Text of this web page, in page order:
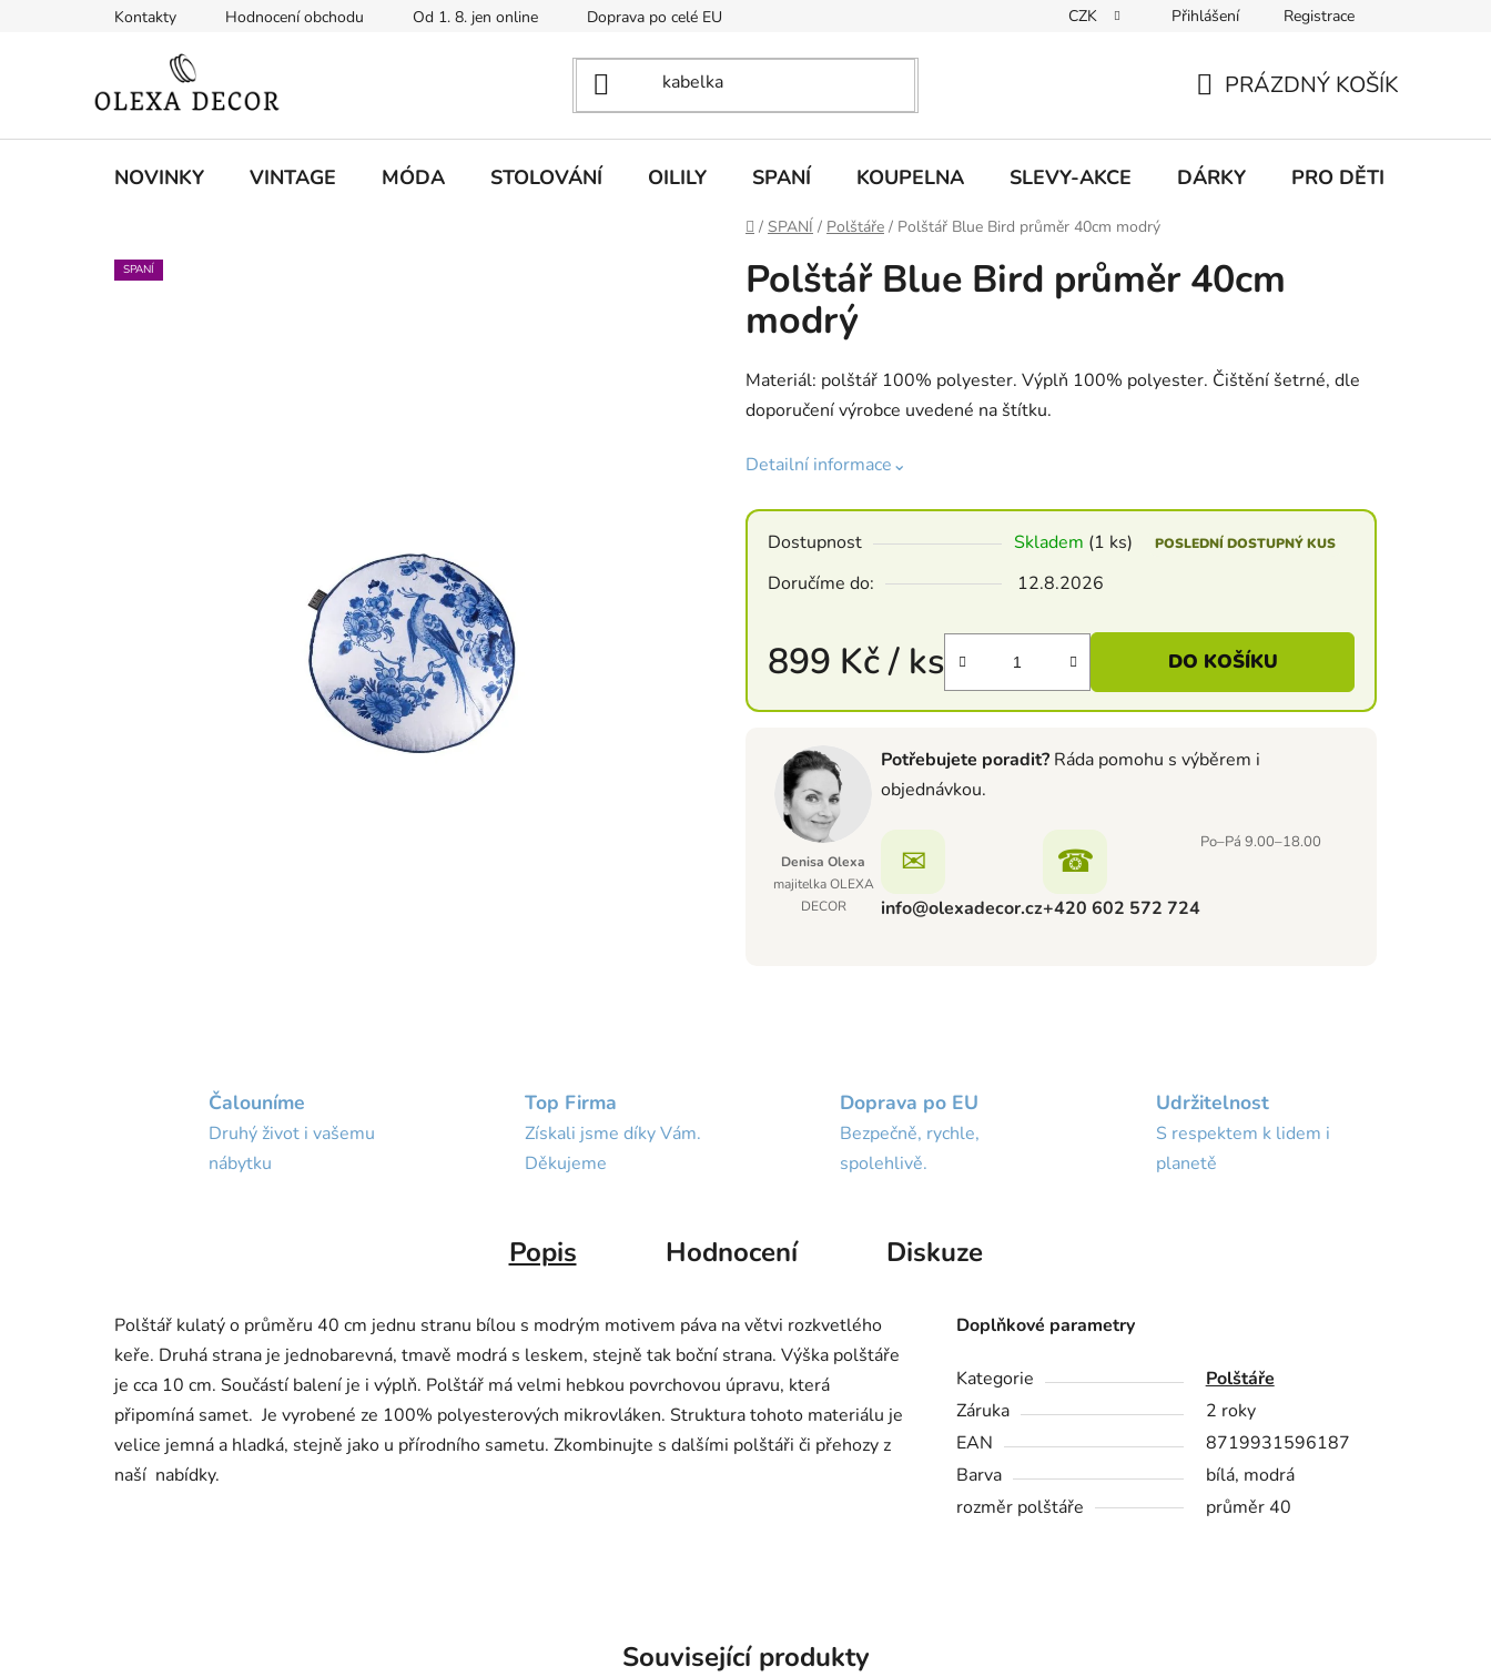
Kontakty Hodnocení obchodu Od 1. 8. jen online Doprava po celé EU CZK Přihlášení Registrace
KOŠÍK
PRÁZDNÝ KOŠÍK
NOVINKY VINTAGE MÓDA STOLOVÁNÍ OILILY SPANÍ KOUPELNA SLEVY-AKCE DÁRKY PRO DĚTI
Domů
/ SPANÍ / Polštáře / Polštář Blue Bird průměr 40cm modrý
Polštář Blue Bird průměr 40cm
modrý
Materiál: polštář 100% polyester. Výplň 100% polyester. Čištění šetrné, dle
doporučení výrobce uvedené na štítku.
Detailní informace⌄
Dostupnost Skladem (1 ks) POSLEDNÍ DOSTUPNÝ KUS
Doručíme do: 12.8.2026
899 Kč/ ks DO KOŠÍKU
Denisa Olexa
majitelka OLEXA
DECOR
Potřebujete poradit? Ráda pomohu s výběrem i
objednávkou.
✉
info@olexadecor.cz
☎
+420 602 572 724
Po–Pá 9.00–18.00
SPANÍ
Čalouníme
Druhý život i vašemu
nábytku
Top Firma
Získali jsme díky Vám.
Děkujeme
Doprava po EU
Bezpečně, rychle,
spolehlivě.
Udržitelnost
S respektem k lidem i
planetě
Popis Hodnocení Diskuze
Polštář kulatý o průměru 40 cm jednu stranu bílou s modrým motivem páva na větvi rozkvetlého
keře. Druhá strana je jednobarevná, tmavě modrá s leskem, stejně tak boční strana. Výška polštáře
je cca 10 cm. Součástí balení je i výplň. Polštář má velmi hebkou povrchovou úpravu, která
připomíná samet. Je vyrobené ze 100% polyesterových mikrovláken. Struktura tohoto materiálu je
velice jemná a hladká, stejně jako u přírodního sametu. Zkombinujte s dalšími polštáři či přehozy z
naší nabídky.
Doplňkové parametry
Kategorie
Polštáře
Záruka
2 roky
EAN
8719931596187
Barva
bílá, modrá
rozměr polštáře
průměr 40
Související produkty